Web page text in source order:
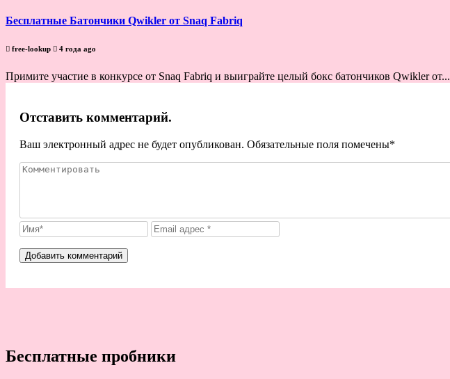
Бесплатные Батончики Qwikler от Snaq Fabriq
free-lookup 4 года ago
Примите участие в конкурсе от Snaq Fabriq и выиграйте целый бокс батончиков Qwikler от...
Отставить комментарий.
Ваш электронный адрес не будет опубликован. Обязательные поля помечены*
Бесплатные пробники